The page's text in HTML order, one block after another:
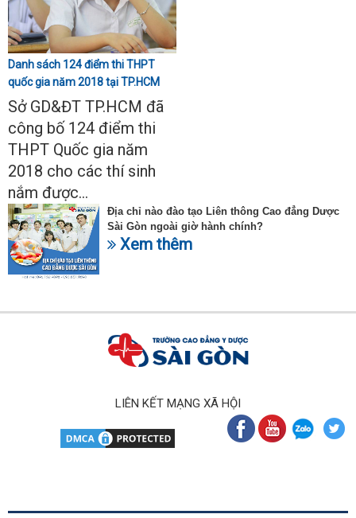
Danh sách 124 điểm thi THPT
quốc gia năm 2018 tại TP.HCM
Sở GD&ĐT TP.HCM đã
công bố 124 điểm thi
THPT Quốc gia năm
2018 cho các thí sinh
nắm được...
Địa chỉ nào đào tạo Liên thông Cao đẳng Dược
Sài Gòn ngoài giờ hành chính?
Xem thêm
LIÊN KẾT MẠNG XÃ HỘI